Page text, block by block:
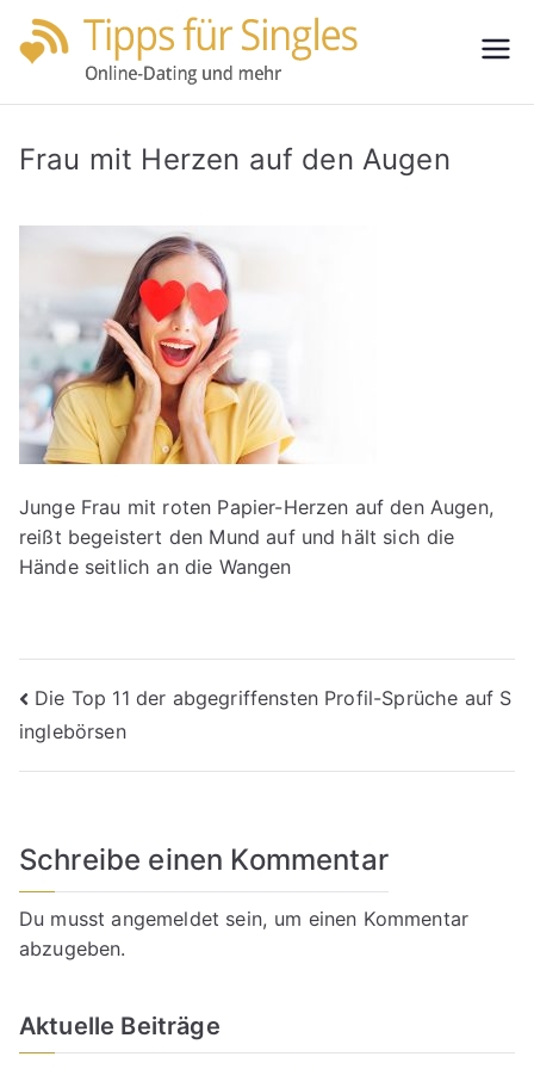
Zum
Inhalt
für
Frau mit Herzen auf den Augen
Junge Frau mit roten Papier-Herzen auf den Augen,
reißt begeistert den Mund auf und hält sich die
Hände seitlich an die Wangen
Beitragsnavigation
Die Top 11 der abgegriffensten Profil-Sprüche auf S
inglebörsen
Schreibe einen Kommentar
Du musstangemeldet sein, um einen Kommentar
abzugeben.
Aktuelle Beiträge